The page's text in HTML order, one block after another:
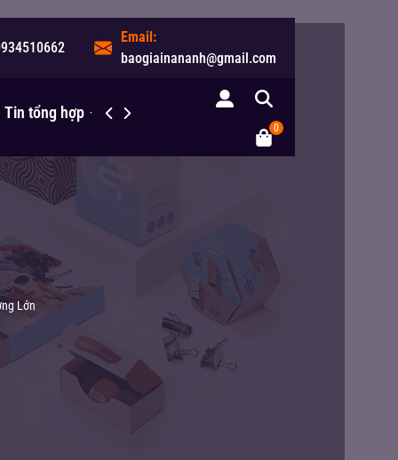
Email:
baogiainananh@gmail.com
Tin tổng hợp Liên hệ
0
Lớn